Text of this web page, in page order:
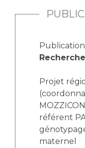
Recherche
Projet
référent
maternel